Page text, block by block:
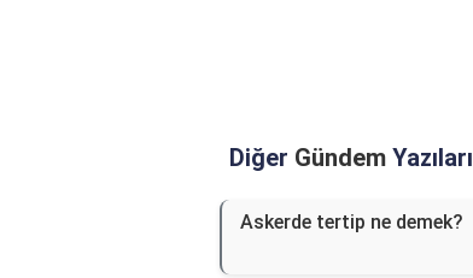
Diğer Gündem Yazıları
Askerde tertip ne demek?